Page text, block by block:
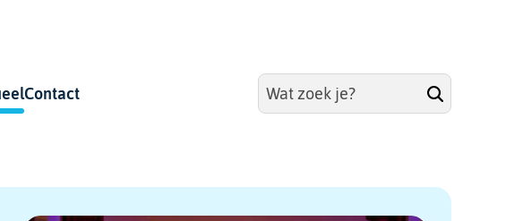
Contact Zoeken
Zoeken